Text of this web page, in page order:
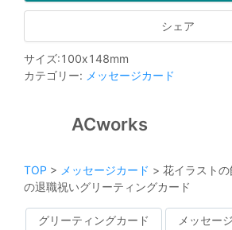
シェア
サイズ:100x148mm
カテゴリー: メッセージカード
ACworks
TOP > メッセージカード > 花イラスト
の退職祝いグリーティングカード
グリーティングカード メッセー